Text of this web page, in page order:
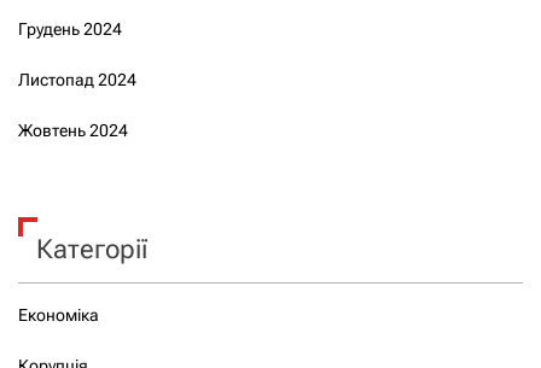
Грудень 2024
Листопад 2024
Жовтень 2024
Категорії
Економіка